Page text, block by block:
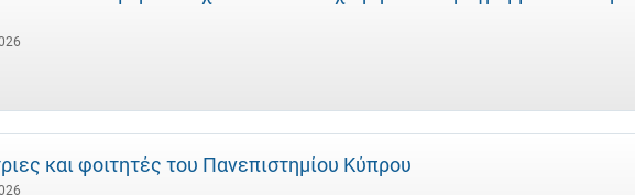
και φοιτητές του Πανεπιστημίου Κύπρου